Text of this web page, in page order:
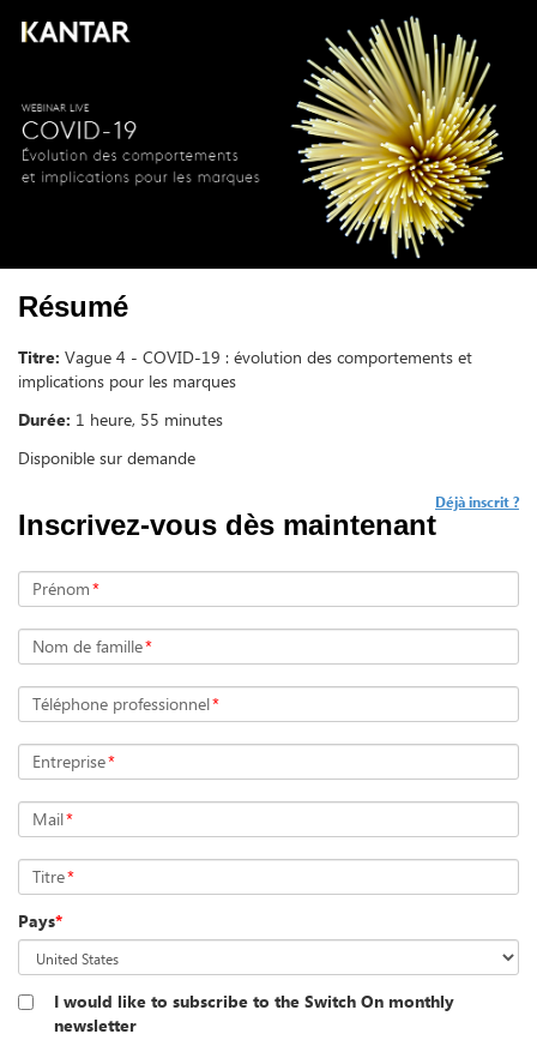
Résumé
Titre: Vague 4 - COVID-19 : évolution des comportements et
implications pour les marques
Durée: 1 heure, 55 minutes
Disponible sur demande
Inscrivez-vous dès maintenant
Déjà inscrit ?
Prénom*
Nom de famille*
Téléphone professionnel*
Entreprise*
Mail*
Titre*
Pays*
I would like to subscribe to the Switch On monthly
newsletter